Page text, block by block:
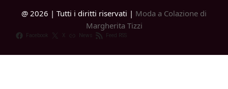
@ 2026 | Tutti i diritti riservati | Moda a Colazione di
Margherita Tizzi
Facebook X News Feed RSS